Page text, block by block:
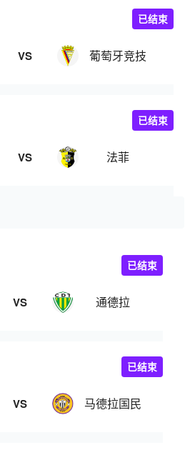
VS 葡萄牙竞技
已结束
VS 法菲
已结束
VS 通德拉
已结束
VS 马德拉国民
已结束